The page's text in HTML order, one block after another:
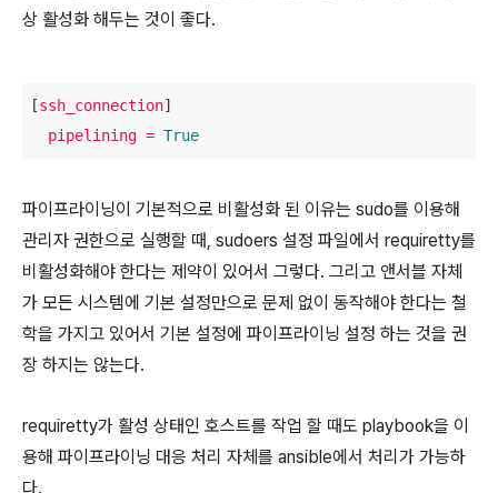
상 활성화 해두는 것이 좋다.
[ssh_connection]
pipelining = True
파이프라이닝이 기본적으로 비활성화 된 이유는 sudo를 이용해
관리자 권한으로 실행할 때, sudoers 설정 파일에서 requiretty를
비활성화해야 한다는 제약이 있어서 그렇다. 그리고 앤서블 자체
가 모든 시스템에 기본 설정만으로 문제 없이 동작해야 한다는 철
학을 가지고 있어서 기본 설정에 파이프라이닝 설정 하는 것을 권
장 하지는 않는다.
requiretty가 활성 상태인 호스트를 작업 할 때도 playbook을 이
용해 파이프라이닝 대응 처리 자체를 ansible에서 처리가 가능하
다.